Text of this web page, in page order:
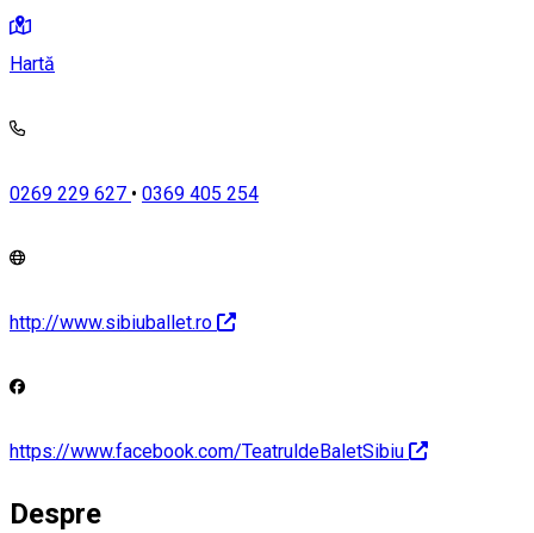
Hartă
0269 229 627 • 0369 405 254
http://www.sibiuballet.ro
https://www.facebook.com/TeatruldeBaletSibiu
Despre